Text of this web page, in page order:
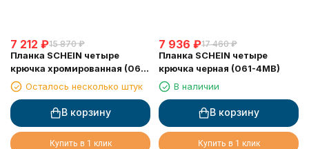
7 212 ₽15 870 ₽
Планка SCHEIN четыре
крючка хромированная (061-
4CH)Осталось несколько штук
В корзину
Купить в 1 клик
7 936 ₽17 460 ₽
Планка SCHEIN четыре
крючка черная (061-4MB)
В наличии
В корзину
Купить в 1 клик